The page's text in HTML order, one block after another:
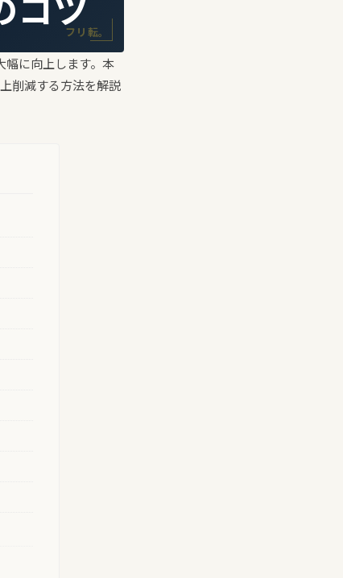
フリ転。
幅に向上します。本
削減する方法を解説